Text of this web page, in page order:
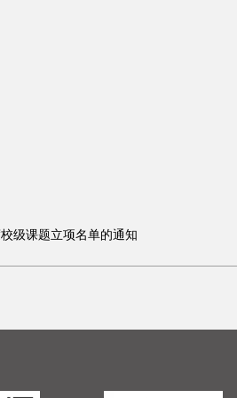
级课题立项名单的通知